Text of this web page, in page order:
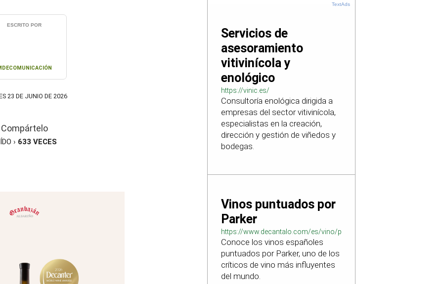
ESCRITO POR
23 DE JUNIO DE 2026
Compártelo
› 633 VECES
TextAds
Servicios de
asesoramiento
vitivinícola y
enológico
https://vinic.es/
Consultoría enológica dirigida a
empresas del sector vitivinícola,
especialistas en la creación,
dirección y gestión de viñedos y
bodegas.
Vinos puntuados por
Parker
https://www.decantalo.com/es/vino/puntuacion_parker/
Conoce los vinos españoles
puntuados por Parker, uno de los
críticos de vino más influyentes
del mundo.